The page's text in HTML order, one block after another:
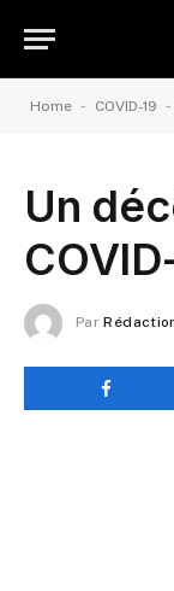
Home - COVID-19 -
Un
Par